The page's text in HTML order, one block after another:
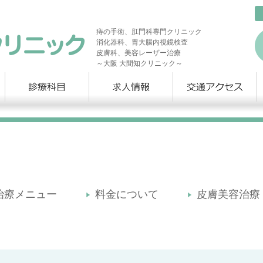
痔の手術、肛門科専門クリニック
消化器科、胃大腸内視鏡検査
皮膚科、美容レーザー治療
～大阪 大間知クリニック～
療メニュー 料金について 皮膚美容治療